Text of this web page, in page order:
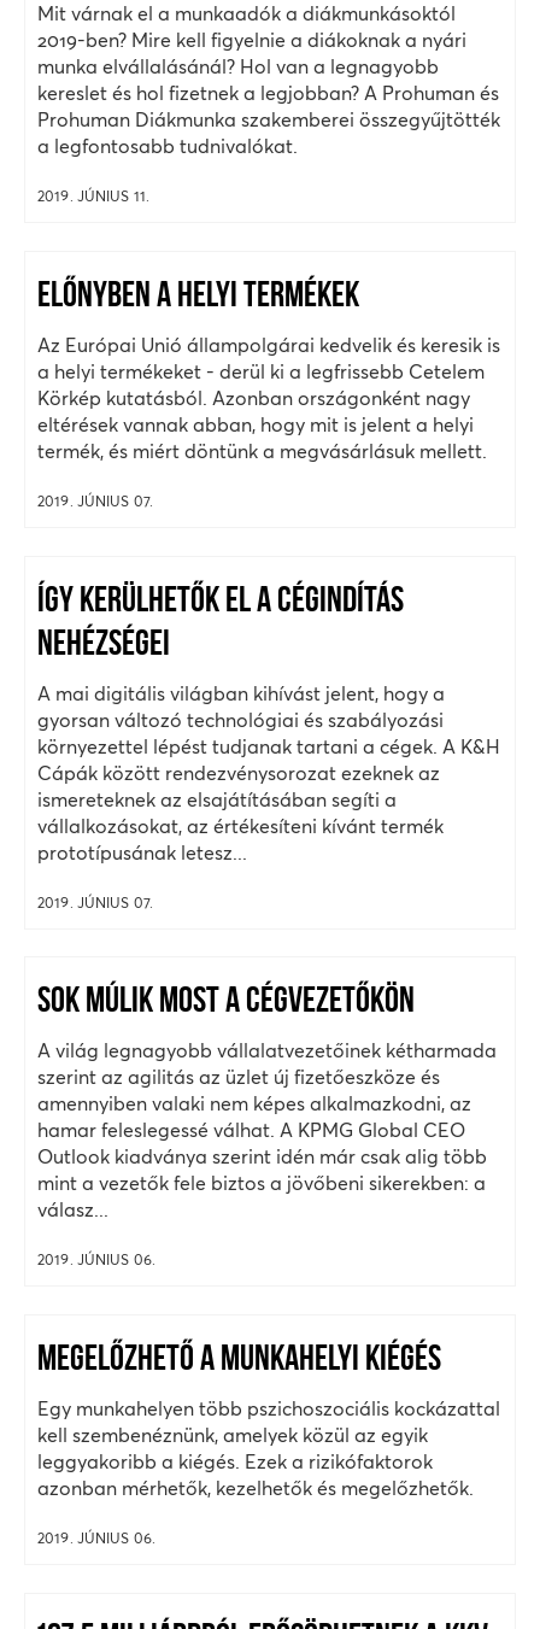
Mit várnak el a munkaadók a diákmunkásoktól
2019-ben? Mire kell figyelnie a diákoknak a nyári
munka elvállalásánál? Hol van a legnagyobb
kereslet és hol fizetnek a legjobban? A Prohuman és
Prohuman Diákmunka szakemberei összegyűjtötték
a legfontosabb tudnivalókat.
2019. JÚNIUS 11.
ELŐNYBEN A HELYI TERMÉKEK
Az Európai Unió állampolgárai kedvelik és keresik is
a helyi termékeket - derül ki a legfrissebb Cetelem
Körkép kutatásból. Azonban országonként nagy
eltérések vannak abban, hogy mit is jelent a helyi
termék, és miért döntünk a megvásárlásuk mellett.
2019. JÚNIUS 07.
ÍGY KERÜLHETŐK EL A CÉGINDÍTÁS
NEHÉZSÉGEI
A mai digitális világban kihívást jelent, hogy a
gyorsan változó technológiai és szabályozási
környezettel lépést tudjanak tartani a cégek. A K&H
Cápák között rendezvénysorozat ezeknek az
ismereteknek az elsajátításában segíti a
vállalkozásokat, az értékesíteni kívánt termék
prototípusának letesz...
2019. JÚNIUS 07.
SOK MÚLIK MOST A CÉGVEZETŐKÖN
A világ legnagyobb vállalatvezetőinek kétharmada
szerint az agilitás az üzlet új fizetőeszköze és
amennyiben valaki nem képes alkalmazkodni, az
hamar feleslegessé válhat. A KPMG Global CEO
Outlook kiadványa szerint idén már csak alig több
mint a vezetők fele biztos a jövőbeni sikerekben: a
válasz...
2019. JÚNIUS 06.
MEGELŐZHETŐ A MUNKAHELYI KIÉGÉS
Egy munkahelyen több pszichoszociális kockázattal
kell szembenéznünk, amelyek közül az egyik
leggyakoribb a kiégés. Ezek a rizikófaktorok
azonban mérhetők, kezelhetők és megelőzhetők.
2019. JÚNIUS 06.